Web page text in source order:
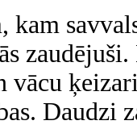
kam
vācu
Daudzi